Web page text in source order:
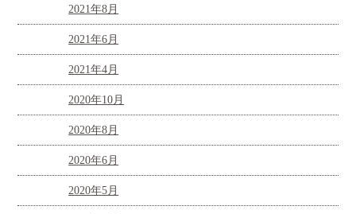
2021年8月
2021年6月
2021年4月
2020年10月
2020年8月
2020年6月
2020年5月